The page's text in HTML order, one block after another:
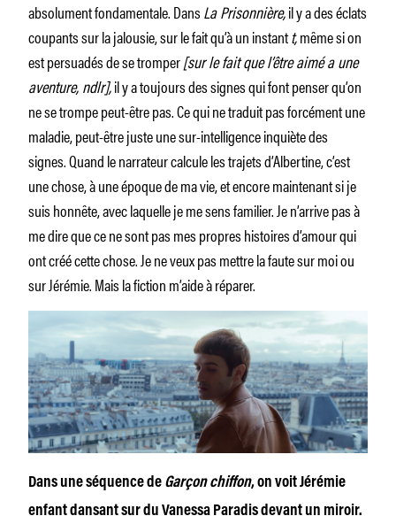
absolument fondamentale. DansLa Prisonnière,il y a des éclats
coupants sur la jalousie, sur le fait qu’à un instantt,même si on
est persuadés de se tromper[sur le fait que l’être aimé a une
aventure, ndlr],il y a toujours des signes qui font penser qu’on
ne se trompe peut-être pas. Ce qui ne traduit pas forcément une
maladie, peut-être juste une sur-intelligence inquiète des
signes. Quand le narrateur calcule les trajets d’Albertine, c’est
une chose, à une époque de ma vie, et encore maintenant si je
suis honnête, avec laquelle je me sens familier. Je n’arrive pas à
me dire que ce ne sont pas mes propres histoires d’amour qui
ont créé cette chose. Je ne veux pas mettre la faute sur moi ou
sur Jérémie. Mais la fiction m’aide à réparer.
Dans une séquence de Garçon chiffon, on voit Jérémie
enfant dansant sur du Vanessa Paradis devant un miroir.